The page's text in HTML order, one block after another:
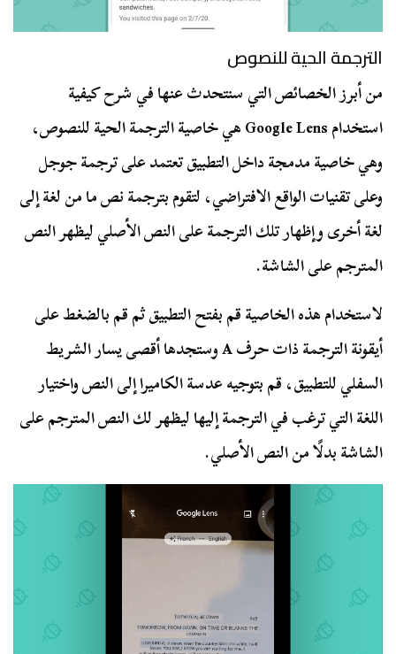
الترجمة الحية للنصوص
من أبرز الخصائص التي سنتحدث عنها في شرح كيفية
استخدام Google Lens هي خاصية الترجمة الحية للنصوص،
وهي خاصية مدمجة داخل التطبيق تعتمد على ترجمة جوجل
وعلى تقنيات الواقع الافتراضي، لتقوم بترجمة نص ما من لغة إلى
لغة أخرى وإظهار تلك الترجمة على النص الأصلي ليظهر النص
المترجم على الشاشة.
لاستخدام هذه الخاصية قم بفتح التطبيق ثم قم بالضغط على
أيقونة الترجمة ذات حرف A وستجدها أقصى يسار الشريط
السفلي للتطبيق، قم بتوجيه عدسة الكاميرا إلى النص واختيار
اللغة التي ترغب في الترجمة إليها ليظهر لك النص المترجم على
الشاشة بدلًا من النص الأصلي.